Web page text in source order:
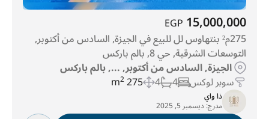
15,000,000
EGP
275م² بنتهاوس لل للبيع في الجيزة, السادس من أكتوبر,
التوسعات الشرقية, حي 8, بالم باركس
الجيزة, السادس من أكتوبر, ..., بالم باركس
سوبر لوكس 4
4
275 m
2
ذا واي
مدرج:ديسمبر 5, 2025